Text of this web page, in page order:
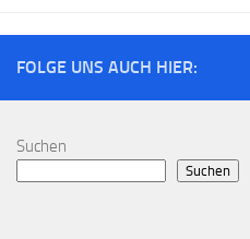
FOLGE UNS AUCH HIER:
Suchen
Suchen